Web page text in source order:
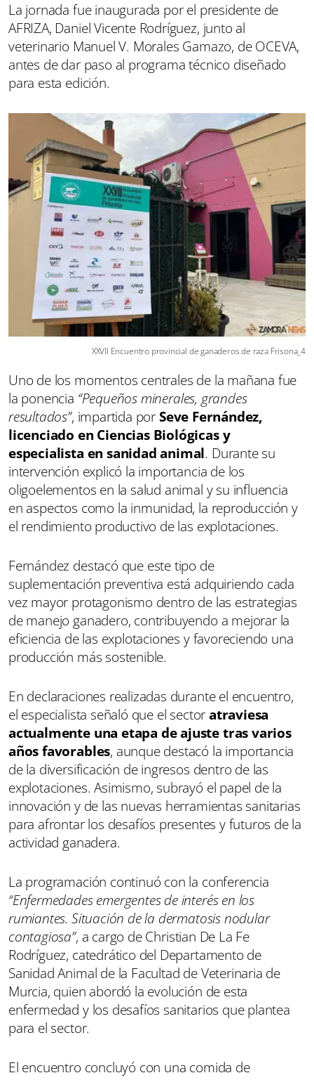
La jornada fue inaugurada por el presidente de
AFRIZA, Daniel Vicente Rodríguez, junto al
veterinario Manuel V. Morales Gamazo, de OCEVA,
antes de dar paso al programa técnico diseñado
para esta edición.
XXVII Encuentro provincial de ganaderos de raza Frisona_4
Uno de los momentos centrales de la mañana fue
la ponencia “Pequeños minerales, grandes
resultados”, impartida porSeve Fernández,
licenciado en Ciencias Biológicas y
especialista en sanidad animal. Durante su
intervención explicó la importancia de los
oligoelementos en la salud animal y su influencia
en aspectos como la inmunidad, la reproducción y
el rendimiento productivo de las explotaciones.
Fernández destacó que este tipo de
suplementación preventiva está adquiriendo cada
vez mayor protagonismo dentro de las estrategias
de manejo ganadero, contribuyendo a mejorar la
eficiencia de las explotaciones y favoreciendo una
producción más sostenible.
En declaraciones realizadas durante el encuentro,
el especialista señaló que el sectoratraviesa
actualmente una etapa de ajuste tras varios
años favorables, aunque destacó la importancia
de la diversificación de ingresos dentro de las
explotaciones. Asimismo, subrayó el papel de la
innovación y de las nuevas herramientas sanitarias
para afrontar los desafíos presentes y futuros de la
actividad ganadera.
La programación continuó con la conferencia
“Enfermedades emergentes de interés en los
rumiantes. Situación de la dermatosis nodular
contagiosa”, a cargo de Christian De La Fe
Rodríguez, catedrático del Departamento de
Sanidad Animal de la Facultad de Veterinaria de
Murcia, quien abordó la evolución de esta
enfermedad y los desafíos sanitarios que plantea
para el sector.
El encuentro concluyó con una comida de